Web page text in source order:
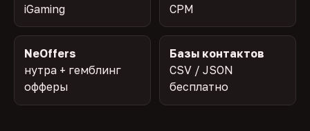
iGaming
CPM
NeOffers
нутра + гемблинг
офферы
Базы контактов
CSV / JSON
бесплатно